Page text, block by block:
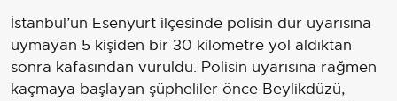
İstanbul’un Esenyurt ilçesinde polisin dur uyarısına
uymayan 5 kişiden bir 30 kilometre yol aldıktan
sonra kafasından vuruldu. Polisin uyarısına rağmen
kaçmaya başlayan şüpheliler önce Beylikdüzü,